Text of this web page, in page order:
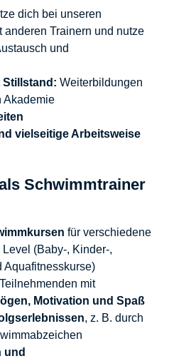
dich bei unseren
anderen Trainern und nutze
und
Stillstand: Weiterbildungen
Akademie
vielseitige Arbeitsweise
Schwimmtrainer
für verschiedene
(Baby-, Kinder-,
Aquafitnesskurse)
mit
Motivation und Spaß
, z. B. durch
und